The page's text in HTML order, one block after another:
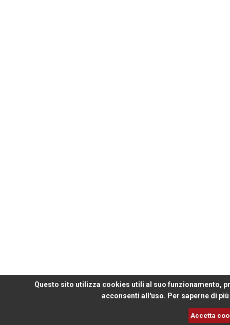
Questo sito utilizza cookies utili al suo funzionamento,
acconsenti all'uso. Per saperne di
Accetta